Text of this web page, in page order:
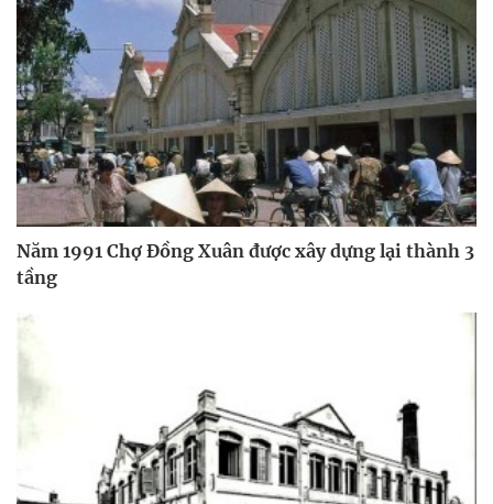
Năm 1991 Chợ Đồng Xuân được xây dựng lại thành 3
tầng